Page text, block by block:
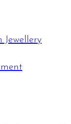
Jewellery